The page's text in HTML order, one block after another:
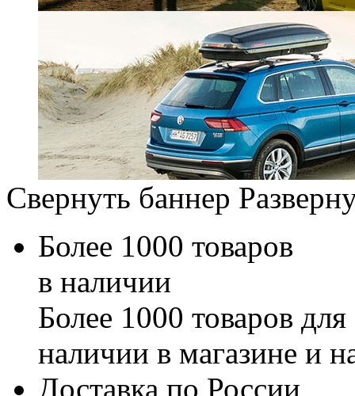
Свернуть баннер
Более 1000 товаров
в наличии
Более 1000 товаров
наличии в магазине и
Доставка по России